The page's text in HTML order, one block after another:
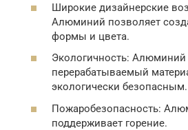
Широкие дизайнерские
Алюминий позволяет
формы и цвета.
Экологичность: Алюминий
перерабатываемый
экологически безопасным.
Пожаробезопасность:
поддерживает горение.